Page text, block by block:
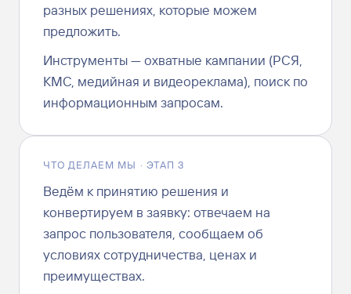
разных решениях, которые можем
предложить.
Инструменты — охватные кампании (РСЯ,
КМС, медийная и видеореклама), поиск по
информационным запросам.
ЧТО ДЕЛАЕМ МЫ · ЭТАП 3
Ведём к принятию решения и
конвертируем в заявку: отвечаем на
запрос пользователя, сообщаем об
условиях сотрудничества, ценах и
преимуществах.